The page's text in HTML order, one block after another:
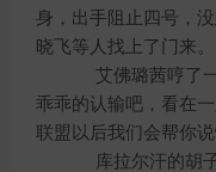
身，出手阻止四号，
晓飞等人找上了门来。
艾佛璐茜哼了一
乖乖的认输吧，看在
联盟以后我们会帮你说
库拉尔汗的胡子